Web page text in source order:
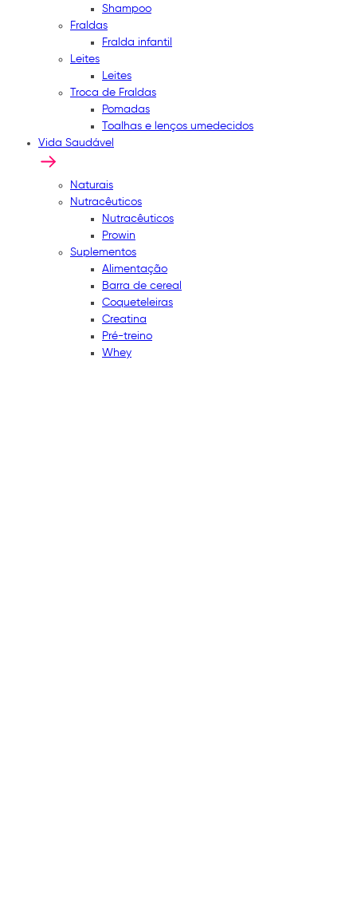
Shampoo
Fraldas
Fralda infantil
Leites
Leites
Troca de Fraldas
Pomadas
Toalhas e lenços umedecidos
Vida Saudável
Naturais
Nutracêuticos
Nutracêuticos
Prowin
Suplementos
Alimentação
Barra de cereal
Coqueteleiras
Creatina
Pré-treino
Whey